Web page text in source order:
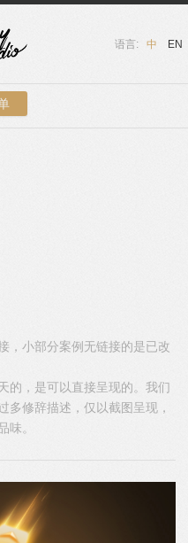
语言: 中 EN
，小部分案例无链接的是已改
的，是可以直接呈现的。我们
多修辞描述，仅以截图呈现，
味。